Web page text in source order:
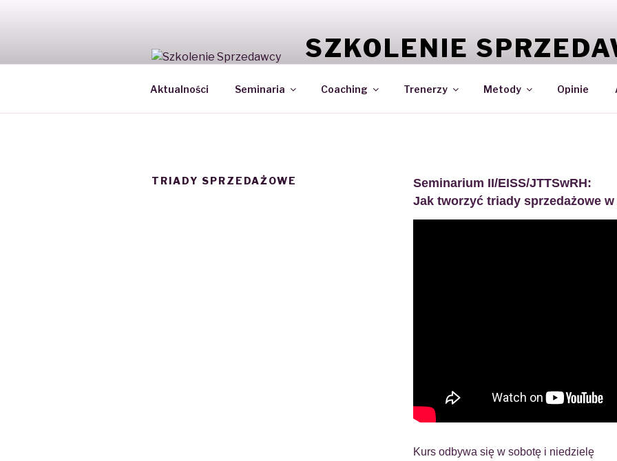
SZKOLENIE
Aktualności Seminaria Coaching Trenerzy Metody Opinie
TRIADY SPRZEDAŻOWE
Seminarium II/EISS/JTTSwRH:
Jak tworzyć triady sprzedażowe
Kurs odbywa się w sobotę i niedzielę